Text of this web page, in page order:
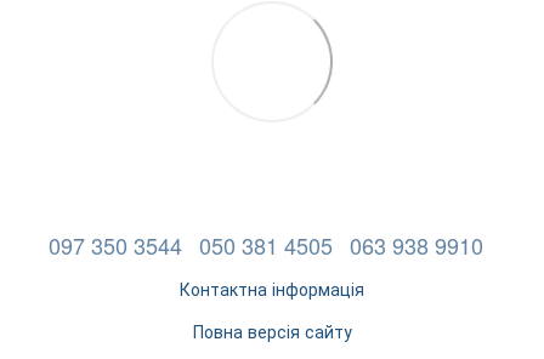
097 350 3544 050 381 4505 063 938 9910
Контактна інформація
Повна версія сайту